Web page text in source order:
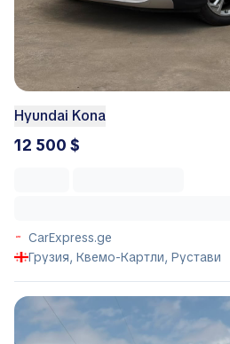
Hyundai Kona
12 500 $
CarExpress.ge
Грузия, Квемо-Картли, Рустави